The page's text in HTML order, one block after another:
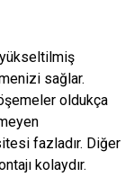
sağlar.
oldukça
fazladır. Diğer
kolaydır.